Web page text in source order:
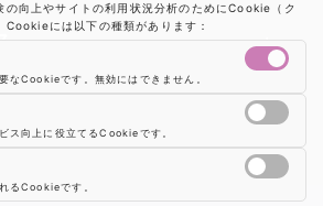
の向上やサイトの利用状況分析のためにCookie（ク
Cookieには以下の種類があります：
なCookieです。無効にはできません。
ス向上に役立てるCookieです。
Tag Managerなどの分析ツールのCookieを制御しま
るCookieです。
Cookieを制御します